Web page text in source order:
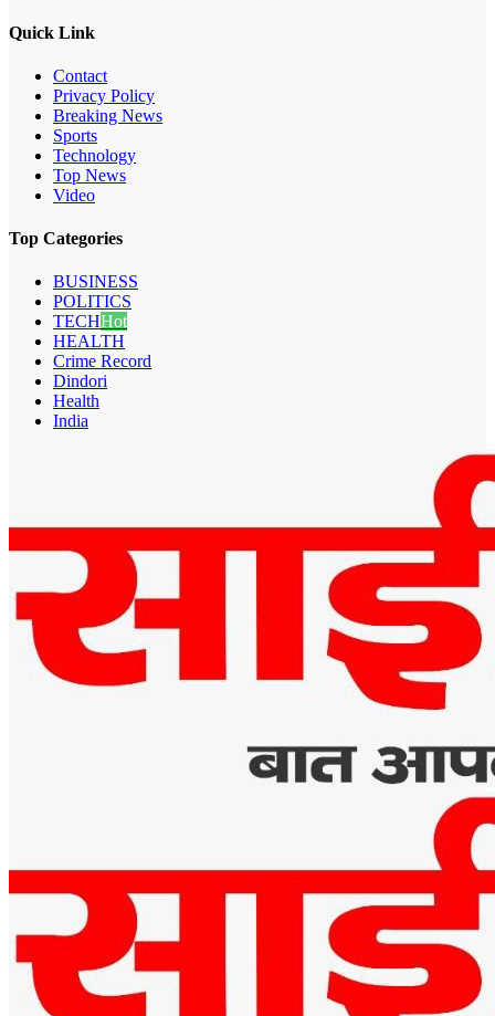
Quick Link
Contact
Privacy Policy
Breaking News
Sports
Technology
Top News
Video
Top Categories
BUSINESS
POLITICS
TECHHot
HEALTH
Crime Record
Dindori
Health
India